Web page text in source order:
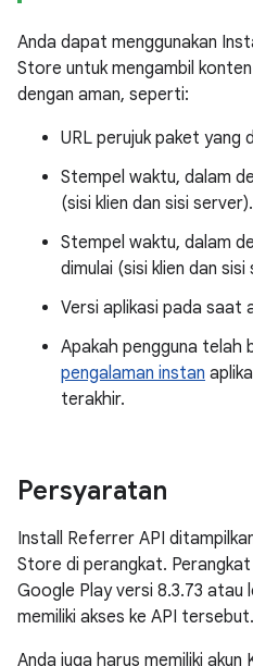
Anda dapat menggunakan
Store untuk mengambil
dengan aman, seperti:
URL perujuk paket yang
Stempel waktu, dalam
(sisi klien dan sisi server).
Stempel waktu, dalam
dimulai (sisi klien dan sisi
Versi aplikasi pada saat
Apakah pengguna telah
pengalaman instan
terakhir.
Persyaratan
Install Referrer API
Store di perangkat. Perangkat
Google Play versi 8.3.73
memiliki akses ke API tersebut.
Anda juga harus memiliki